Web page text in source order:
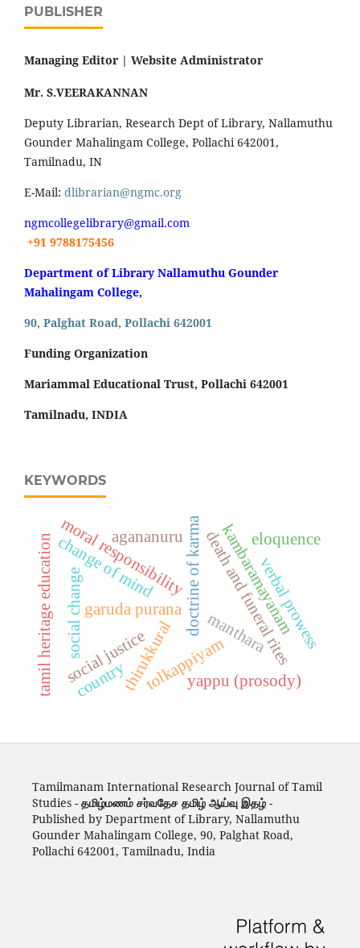
PUBLISHER
Managing Editor | Website Administrator
Mr. S.VEERAKANNAN
Deputy Librarian, Research Dept of Library, Nallamuthu
Gounder Mahalingam College, Pollachi 642001,
Tamilnadu, IN
E-Mail: dlibrarian@ngmc.org
ngmcollegelibrary@gmail.com
+91 9788175456
Department of Library Nallamuthu Gounder
Mahalingam College,
90, Palghat Road, Pollachi 642001
Funding Organization
Mariammal Educational Trust, Pollachi 642001
Tamilnadu, INDIA
KEYWORDS
garuda purana doctrine of karma
social change
moral responsibility death and funeral rites
kambaramayanam
manthara
eloquence
verbal prowess
thirukkural
change of mind
tamil heritage education tolkappiyamyappu (prosody)
agananuru
social justice
country
Tamilmanam International Research Journal of Tamil
Studies - தமிழ்மணம் சர்வதேச தமிழ் ஆய்வு இதழ்-
Published by Department of Library, Nallamuthu
Gounder Mahalingam College, 90, Palghat Road,
Pollachi 642001, Tamilnadu, India